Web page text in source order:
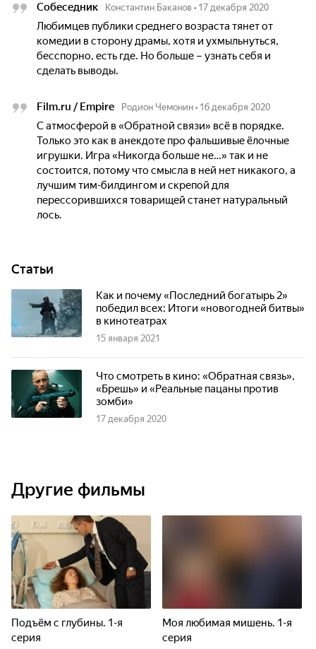
Собеседник Константин Баканов • 17 декабря 2020
Любимцев публики среднего возраста тянет от
комедии в сторону драмы, хотя и ухмыльнуться,
бесспорно, есть где. Но больше – узнать себя и
сделать выводы.
Film.ru / Empire Родион Чемонин • 16 декабря 2020
С атмосферой в «Обратной связи» всё в порядке.
Только это как в анекдоте про фальшивые ёлочные
игрушки. Игра «Никогда больше не…» так и не
состоится, потому что смысла в ней нет никакого, а
лучшим тим-билдингом и скрепой для
перессорившихся товарищей станет натуральный
лось.
Статьи
Как и почему «Последний богатырь 2»
победил всех: Итоги «новогодней битвы»
в кинотеатрах
15 января 2021
Что смотреть в кино: «Обратная связь»,
«Брешь» и «Реальные пацаны против
зомби»
17 декабря 2020
Другие фильмы
Подъём с глубины. 1-я
серия
Моя любимая мишень. 1-я
серия